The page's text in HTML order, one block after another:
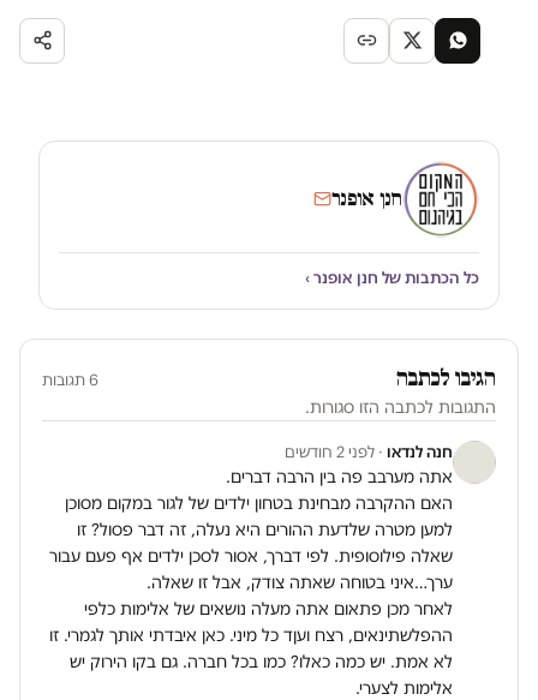
חנן אופנר
כל הכתבות של חנן אופנר ›
הגיבו לכתבה 6 תגובות
התגובות לכתבה הזו סגורות.
חנה לנדאו · לפני 2 חודשים
אתה מערבב פה בין הרבה דברים.
האם ההקרבה מבחינת בטחון ילדים של לגור במקום מסוכן
למען מטרה שלדעת ההורים היא נעלה, זה דבר פסול? זו
שאלה פילוסופית. לפי דברך, אסור לסכן ילדים אף פעם עבור
ערך…איני בטוחה שאתה צודק, אבל זו שאלה.
לאחר מכן פתאום אתה מעלה נושאים של אלימות כלפי
ההפלשתינאים, רצח ועןד כל מיני. כאן איבדתי אותך לגמרי. זו
לא אמת. יש כמה כאלו? כמו בכל חברה. גם בקו הירוק יש
אלימות לצערי.